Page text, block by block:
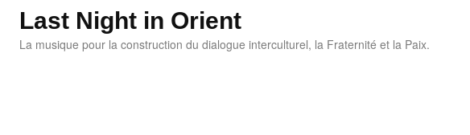
Last Night in Orient
La musique pour la construction du dialogue interculturel, la Fraternité et la Paix.